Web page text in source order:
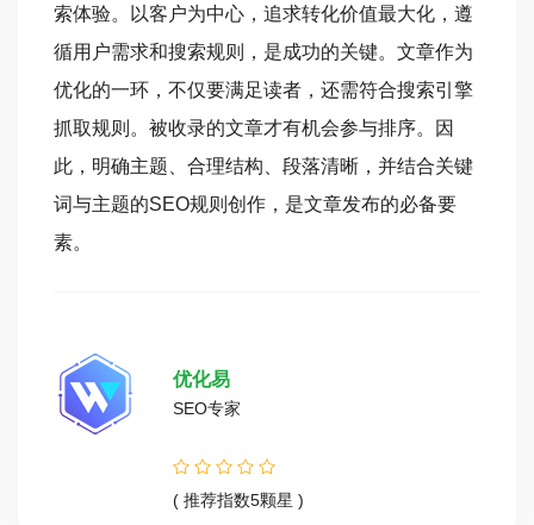
索体验。以客户为中心，追求转化价值最大化，遵
循用户需求和搜索规则，是成功的关键。文章作为
优化的一环，不仅要满足读者，还需符合搜索引擎
抓取规则。被收录的文章才有机会参与排序。因
此，明确主题、合理结构、段落清晰，并结合关键
词与主题的SEO规则创作，是文章发布的必备要
素。
优化易
SEO专家
( 推荐指数5颗星 )